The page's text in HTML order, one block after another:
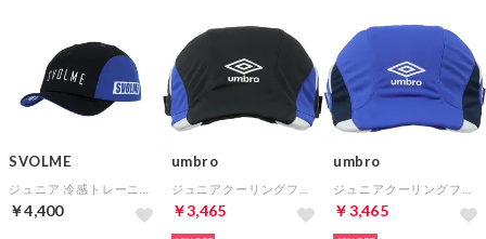
SVOLME
￥4,400
umbro
￥3,465
umbro
￥3,465